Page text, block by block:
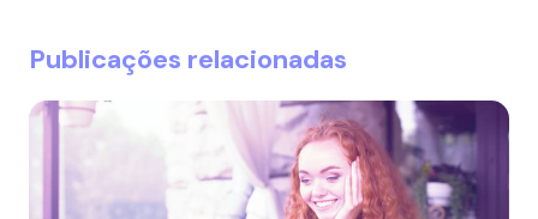
Publicações relacionadas